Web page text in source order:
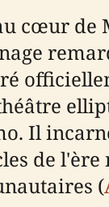
cœur de
Il
de
(